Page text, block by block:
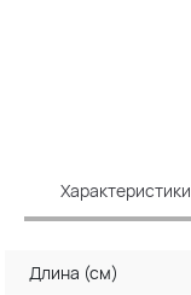
Характеристики
Длина (см)